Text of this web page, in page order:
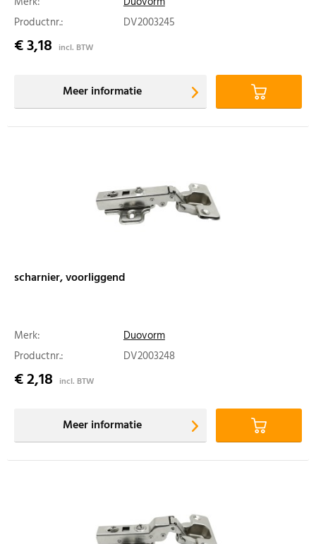
Productnr.:
DV2003245
€ 3,18 incl. BTW
Meer informatie
scharnier, voorliggend
Merk:
Duovorm
Productnr.:
DV2003248
€ 2,18 incl. BTW
Meer informatie